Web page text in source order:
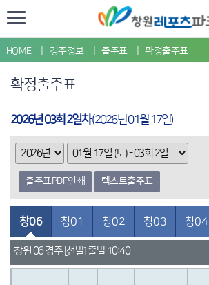
HOME 경주정보 출주표 확정출주표
확정출주표
2026년 03회 2일차(2026년 01월 17일)
출주표PDF인쇄 텍스트출주표
창06 창01 창02 창03 창04
창원 06 경주 [선발] 출발 10:40